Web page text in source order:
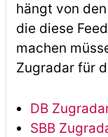
hängt von
die diese
machen
Zugradar für
DB
SBB